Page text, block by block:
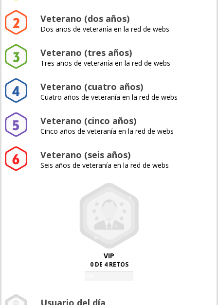
Veterano (dos años)
Dos años de veteranía en la red de webs
Veterano (tres años)
Tres años de veteranía en la red de webs
Veterano (cuatro años)
Cuatro años de veteranía en la red de webs
Veterano (cinco años)
Cinco años de veteranía en la red de webs
Veterano (seis años)
Seis años de veteranía en la red de webs
VIP
0 DE 4 RETOS
Usuario del día